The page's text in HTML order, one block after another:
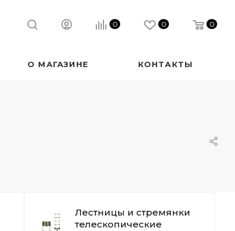
0 0 0
О МАГАЗИНЕ КОНТАКТЫ
Лестницы и стремянки
телескопические